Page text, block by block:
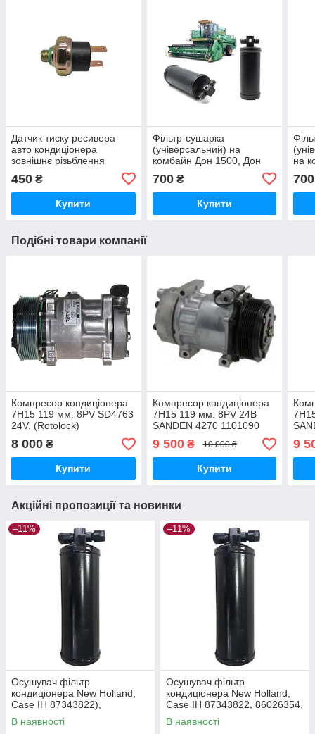
Датчик тиску ресивера
авто кондиціонера
зовнішнє різьблення
450 ₴
Купити
Фільтр-сушарка
(універсальний) на
комбайн Дон 1500, Дон
700₴
Купити
на
700
Подібні товари компанії
Компресор кондиціонера
7H15 119 мм. 8PV SD4763
24V. (Rotolock)
8 000 ₴
Купити
Компресор кондиціонера
7H15 119 мм. 8PV 24В
SANDEN 4270 1101090
9 500₴ 10 000 ₴
Купити
9
Акційні пропозиції та новинки
–11%
Осушувач фільтр
кондиціонера New Holland,
Case IH 87343822),
T7060/Puma210 | 47446235
Вертикальний
В наявності
–11%
Осушувач фільтр
кондиціонера New Holland,
Case IH 87343822, 86026354,
47446235, 5165615, 21.00052
Вертикальний
В наявності